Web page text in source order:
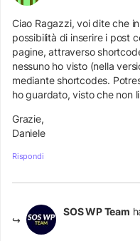
Ciao Ragazzi, voi dite che
possibilità di inserire i post
pagine, attraverso
nessuno ho visto (nella
mediante shortcodes.
ho guardato, visto che non
Grazie,
Daniele
Rispondi
SOS WP Team